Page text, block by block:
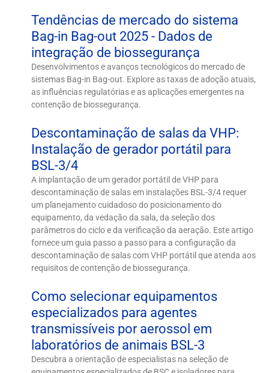
Tendências de mercado do sistema
Bag-in Bag-out 2025 - Dados de
integração de biossegurança
Desenvolvimentos e avanços tecnológicos do mercado de
sistemas Bag-in Bag-out. Explore as taxas de adoção atuais,
as influências regulatórias e as aplicações emergentes na
contenção de biossegurança.
Descontaminação de salas da VHP:
Instalação de gerador portátil para
BSL-3/4
A implantação de um gerador portátil de VHP para
descontaminação de salas em instalações BSL-3/4 requer
um planejamento cuidadoso do posicionamento do
equipamento, da vedação da sala, da seleção dos
parâmetros do ciclo e da verificação da aeração. Este artigo
fornece um guia passo a passo para a configuração da
descontaminação de salas com VHP portátil que atenda aos
requisitos de contenção de biossegurança.
Como selecionar equipamentos
especializados para agentes
transmissíveis por aerossol em
laboratórios de animais BSL-3
Descubra a orientação de especialistas na seleção de